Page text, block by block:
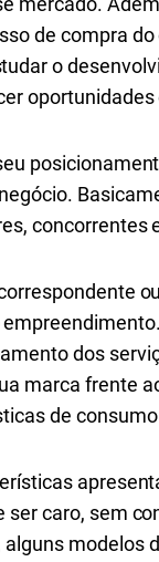
de compra
o
concorrentes
dos
marca frente
de
caro, sem
modelos